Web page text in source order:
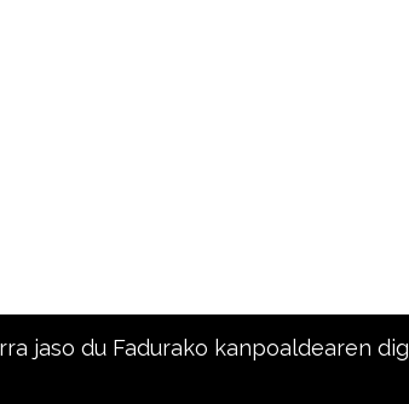
jaso du Fadurako kanpoaldearen